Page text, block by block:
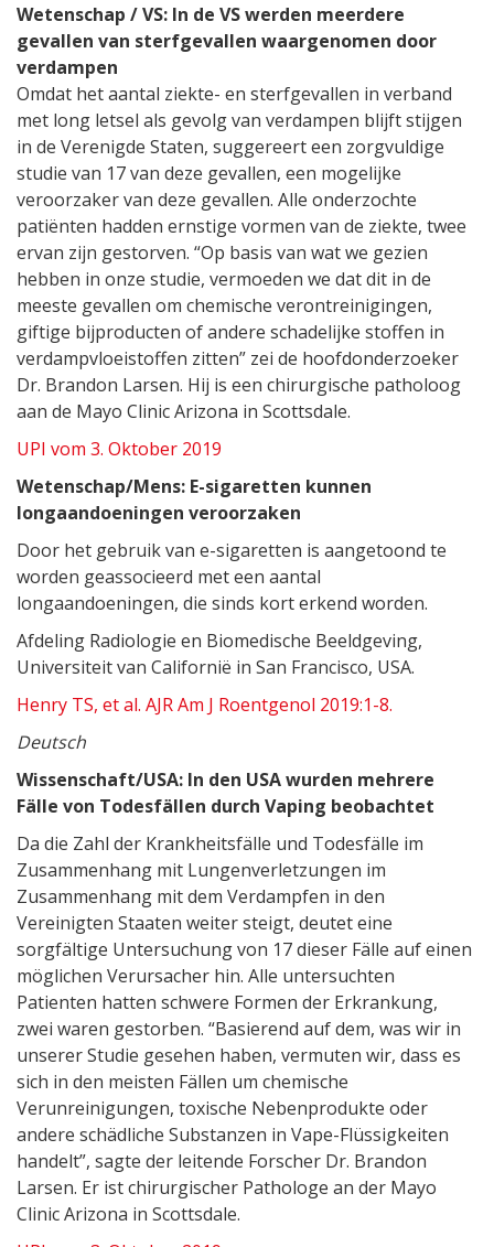
Wetenschap / VS: In de VS werden meerdere
gevallen van sterfgevallen waargenomen door
verdampen
Omdat het aantal ziekte- en sterfgevallen in verband
met long letsel als gevolg van verdampen blijft stijgen
in de Verenigde Staten, suggereert een zorgvuldige
studie van 17 van deze gevallen, een mogelijke
veroorzaker van deze gevallen. Alle onderzochte
patiënten hadden ernstige vormen van de ziekte, twee
ervan zijn gestorven. “Op basis van wat we gezien
hebben in onze studie, vermoeden we dat dit in de
meeste gevallen om chemische verontreinigingen,
giftige bijproducten of andere schadelijke stoffen in
verdampvloeistoffen zitten” zei de hoofdonderzoeker
Dr. Brandon Larsen. Hij is een chirurgische patholoog
aan de Mayo Clinic Arizona in Scottsdale.
UPI vom 3. Oktober 2019
Wetenschap/Mens: E-sigaretten kunnen
longaandoeningen veroorzaken
Door het gebruik van e-sigaretten is aangetoond te
worden geassocieerd met een aantal
longaandoeningen, die sinds kort erkend worden.
Afdeling Radiologie en Biomedische Beeldgeving,
Universiteit van Californië in San Francisco, USA.
Henry TS, et al. AJR Am J Roentgenol 2019:1-8.
Deutsch
Wissenschaft/USA: In den USA wurden mehrere
Fälle von Todesfällen durch Vaping beobachtet
Da die Zahl der Krankheitsfälle und Todesfälle im
Zusammenhang mit Lungenverletzungen im
Zusammenhang mit dem Verdampfen in den
Vereinigten Staaten weiter steigt, deutet eine
sorgfältige Untersuchung von 17 dieser Fälle auf einen
möglichen Verursacher hin. Alle untersuchten
Patienten hatten schwere Formen der Erkrankung,
zwei waren gestorben. “Basierend auf dem, was wir in
unserer Studie gesehen haben, vermuten wir, dass es
sich in den meisten Fällen um chemische
Verunreinigungen, toxische Nebenprodukte oder
andere schädliche Substanzen in Vape-Flüssigkeiten
handelt”, sagte der leitende Forscher Dr. Brandon
Larsen. Er ist chirurgischer Pathologe an der Mayo
Clinic Arizona in Scottsdale.